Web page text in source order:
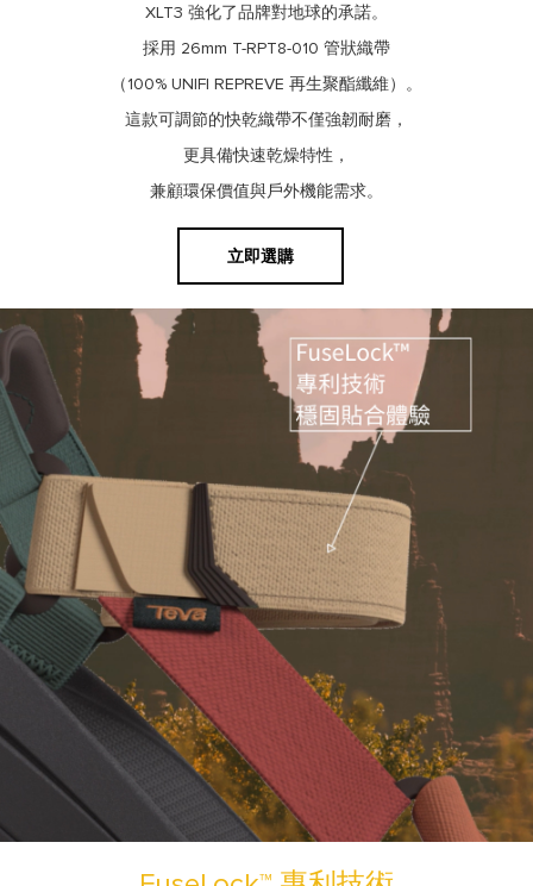
XLT3 強化了品牌對地球的承諾。
採用 26mm T-RPT8-010 管狀織帶
（100% UNIFI REPREVE 再生聚酯纖維）。
這款可調節的快乾織帶不僅強韌耐磨，
更具備快速乾燥特性，
兼顧環保價值與戶外機能需求。
立即選購